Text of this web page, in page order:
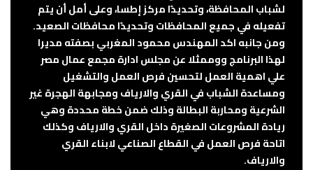
لشباب المحافظة، وتحديدًا مركز إطسا، وعلى أمل أن يتم
تفعيله في جميع المحافظات وتحديدًا محافظات الصعيد.
ومن جانبه اكد المهندس محمود المغربي بصفته مديرا
لهذا البرنامج ووممثلا عن مجلس ادارة مجمع عمال مصر
علي اهمية العمل لتحسين فرص العمل والتشغيل
ومساعدة الشباب في القري والارياف ومجابهة الهجرة غير
الشرعية ومحاربة البطالة وذلك ضمن خطة محددة وهي
ريادة المشروعات الصغيرة داخل القري والارياف وكذلك
اتاحة فرص العمل في القطاع الصناعي لابناء القري
والارياف.